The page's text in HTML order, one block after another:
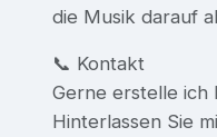
die Musik darauf
📞 Kontakt
Gerne erstelle ich
Hinterlassen Sie